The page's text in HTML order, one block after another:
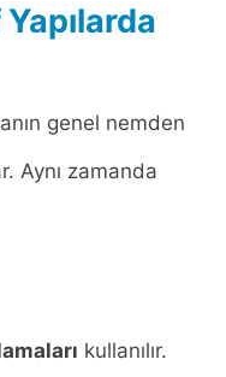
genel nemden
Aynı zamanda
kullanılır.